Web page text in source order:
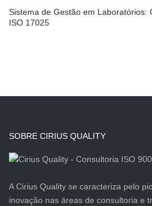
Sistema de Gestão em Laboratórios:
ISO 17025
SOBRE CIRIUS QUALITY
A Cirius Quality se caracteriza pelo
inovação nas áreas de consultoria e